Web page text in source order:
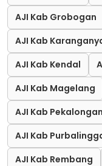
AJI Kab Grobogan
AJI Kab
AJI Kab Kendal
AJI Kab Magelang
AJI Kab Pekalongan
AJI Kab
AJI Kab Rembang